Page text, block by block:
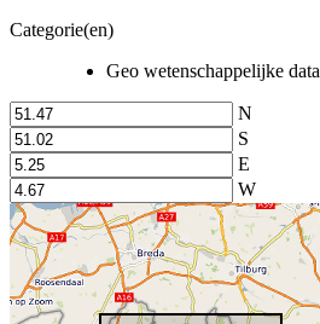
Categorie(en)
Geo wetenschappelijke data
N
S
E
W